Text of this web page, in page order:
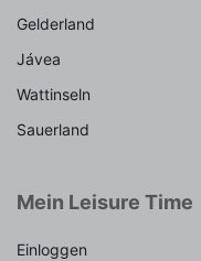
Gelderland
Jávea
Wattinseln
Sauerland
Mein Leisure Time
Einloggen